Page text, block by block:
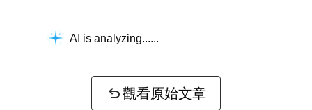
AI is analyzing...
觀看原始文章